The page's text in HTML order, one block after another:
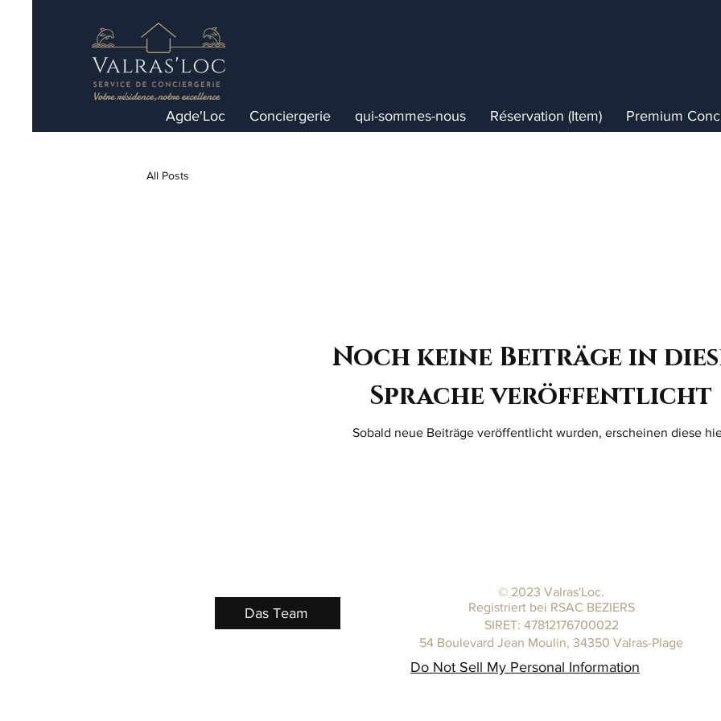
Agde'Loc Conciergerie qui-sommes-nous Réservation (Item) Premium
All Posts
Noch keine Beiträge in
Sprache veröffentlicht
Sobald neue Beiträge veröffentlicht wurden, erscheinen diese
Das Team
© 2023 Valras'Loc.
Registriert bei RSAC BEZIERS
SIRET: 47812176700022
54 Boulevard Jean Moulin, 34350 Valras-Plage
Do Not Sell My Personal Information